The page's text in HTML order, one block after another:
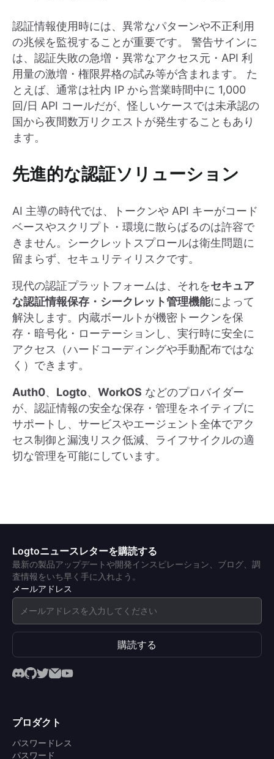
認証情報使用時には、異常なパターンや不正利用
の兆候を監視することが重要です。 警告サインに
は、認証失敗の急増・異常なアクセス元・API 利
用量の激増・権限昇格の試み等が含まれます。 た
とえば、通常は社内 IP から営業時間中に 1,000
回/日 API コールだが、怪しいケースでは未承認の
国から夜間数万リクエストが発生することもあり
ます。
先進的な認証ソリューション
AI 主導の時代では、トークンや API キーがコード
ベースやスクリプト・環境に散らばるのは許容で
きません。シークレットスプロールは衛生問題に
留まらず、セキュリティリスクです。
現代の認証プラットフォームは、それをセキュア
な認証情報保存・シークレット管理機能によって
解決します。内蔵ボールトが機密トークンを保
存・暗号化・ローテーションし、実行時に安全に
アクセス（ハードコーディングや手動配布ではな
く）できます。
Auth0、 Logto、 WorkOS などのプロバイダー
が、認証情報の安全な保存・管理をネイティブに
サポートし、サービスやエージェント全体でアク
セス制御と漏洩リスク低減、ライフサイクルの適
切な管理を可能にしています。
Logtoニュースレターを購読する
最新の製品アップデートや開発インスピレーション、ブログ、調
査情報をいち早く手に入れよう。
メールアドレス
購読する
プロダクト
パスワードレス
パスワード